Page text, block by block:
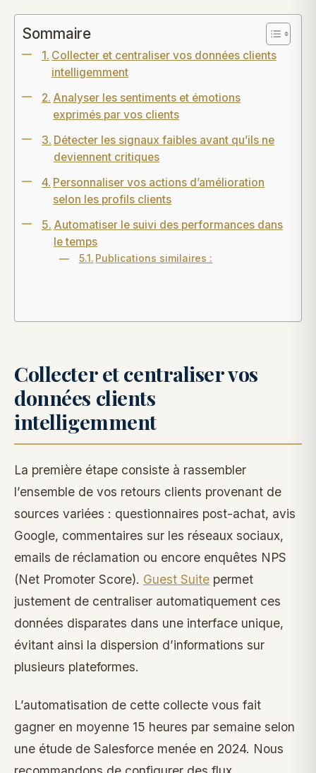
Sommaire
Collecter et centraliser vos données clients
intelligemment
Analyser les sentiments et émotions
exprimés par vos clients
Détecter les signaux faibles avant qu’ils ne
deviennent critiques
Personnaliser vos actions d’amélioration
selon les profils clients
Automatiser le suivi des performances dans
le temps
Publications similaires :
Collecter et centraliser vos
données clients
intelligemment
La première étape consiste à rassembler
l’ensemble de vos retours clients provenant de
sources variées : questionnaires post-achat, avis
Google, commentaires sur les réseaux sociaux,
emails de réclamation ou encore enquêtes NPS
(Net Promoter Score). Guest Suite permet
justement de centraliser automatiquement ces
données disparates dans une interface unique,
évitant ainsi la dispersion d’informations sur
plusieurs plateformes.
L’automatisation de cette collecte vous fait
gagner en moyenne 15 heures par semaine selon
une étude de Salesforce menée en 2024. Nous